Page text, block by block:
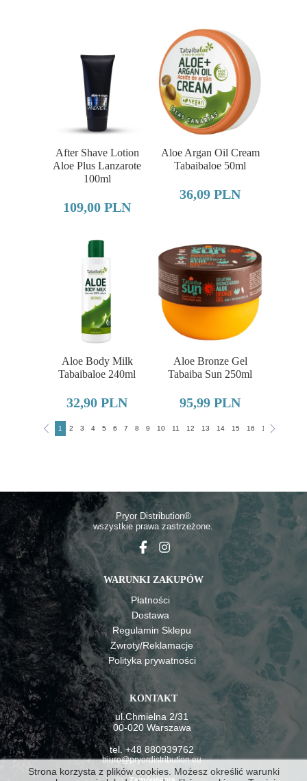
After Shave Lotion
Aloe Plus Lanzarote
100ml
109,00 PLN
Aloe Argan Oil Cream
Tabaibaloe 50ml
36,09 PLN
Aloe Body Milk
Tabaibaloe 240ml
32,90 PLN
Aloe Bronze Gel
Tabaiba Sun 250ml
95,99 PLN
1 2 3 4 5 6 7 8 9 10 11 12 13 14 15 16 17
Pryor Distribution®
wszystkie prawa zastrzeżone.
WARUNKI ZAKUPÓW
Płatności
Dostawa
Regulamin Sklepu
Zwroty/Reklamacje
Polityka prywatności
KONTAKT
ul.Chmielna 2/31
00-020 Warszawa
tel. +48 880939762
biuro@pryordistribution.eu
Strona korzysta z plików cookies. Możesz określić warunki